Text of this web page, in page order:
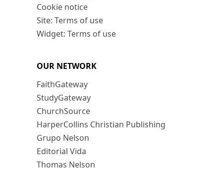
Cookie notice
Site: Terms of use
Widget: Terms of use
OUR NETWORK
FaithGateway
StudyGateway
ChurchSource
HarperCollins Christian Publishing
Grupo Nelson
Editorial Vida
Thomas Nelson